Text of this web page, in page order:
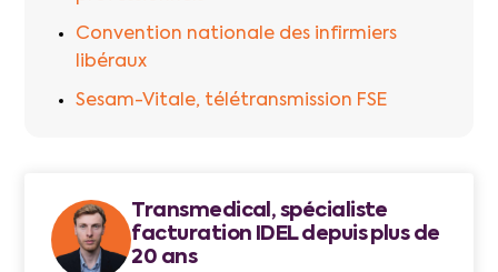
Convention nationale des infirmiers
libéraux
Sesam-Vitale, télétransmission FSE
Transmedical, spécialiste
facturation IDEL depuis plus de
20 ans